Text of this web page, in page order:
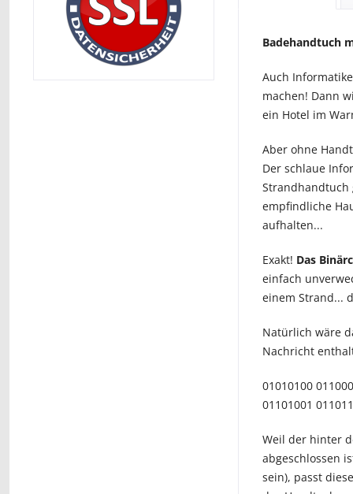
Badehandtuch
Auch
machen! Dann
ein Hotel im
Aber ohne
Der schlaue
Strandhandtuch
empfindliche
aufhalten...
Exakt! Das
einfach
einem Strand...
Natürlich wäre
Nachricht
01010100
01101001
Weil der hinter
abgeschlossen
sein), passt